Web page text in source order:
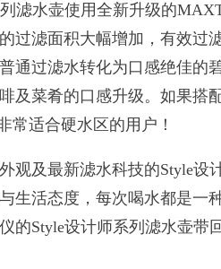
水壶使用全新升级的
过滤面积大幅增加，有效过
通过滤水转化为口感绝佳的
及菜肴的口感升级。如果搭
常适合硬水区的用户！
及最新滤水科技的Style设
生活态度，每次喝水都是一
的Style设计师系列滤水壶带